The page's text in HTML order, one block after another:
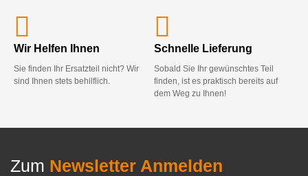
Wir Helfen Ihnen
Sie finden Ihr Ersatzteil nicht? Wir
sind Ihnen stets behilflich.
Schnelle Lieferung
Sobald Sie Ihr gewünschtes Teil
finden, ist es praktisch bereits auf
dem Weg zu Ihnen!
Zum Newsletter Anmelden